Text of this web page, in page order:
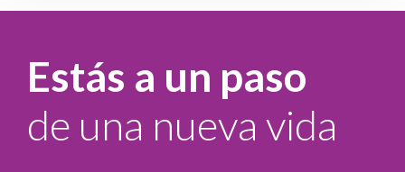
Estás a un paso
de una nueva vida